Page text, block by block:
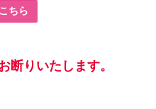
ちら
断りいたします。